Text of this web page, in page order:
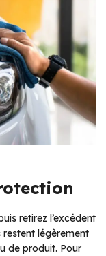
retirez l’excédent
légèrement
de produit. Pour